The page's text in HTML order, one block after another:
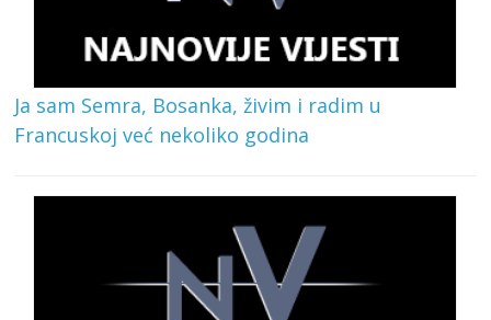
Ja sam Semra, Bosanka, živim i radim u
Francuskoj već nekoliko godina